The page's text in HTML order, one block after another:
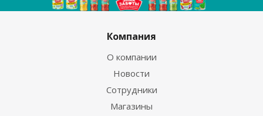
Компания
О компании
Новости
Сотрудники
Магазины